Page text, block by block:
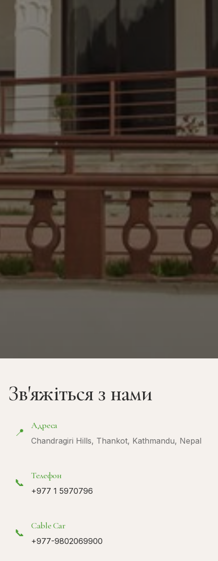
Зв'яжіться з нами
📍
Адреса
Chandragiri Hills, Thankot, Kathmandu, Nepal
📞
Телефон
+977 1 5970796
📞
Cable Car
+977-9802069900